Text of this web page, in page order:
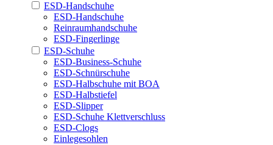
ESD-Handschuhe
ESD-Handschuhe
Reinraumhandschuhe
ESD-Fingerlinge
ESD-Schuhe
ESD-Business-Schuhe
ESD-Schnürschuhe
ESD-Halbschuhe mit BOA
ESD-Halbstiefel
ESD-Slipper
ESD-Schuhe Klettverschluss
ESD-Clogs
Einlegesohlen